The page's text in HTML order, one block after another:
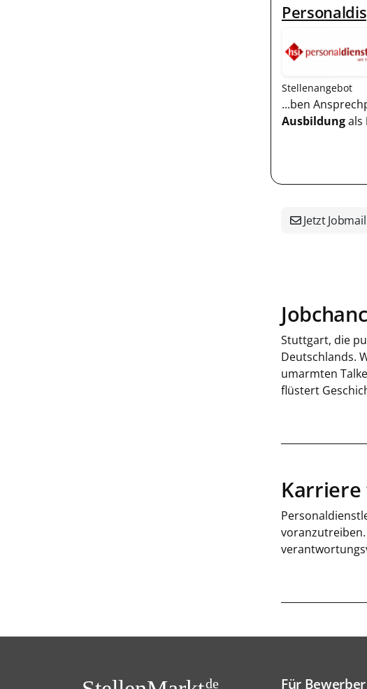
Stellenangebot
...ben
Ausbildungals
Jetzt
Stuttgart, die
Deutschlands.
umarmten
flüstert
Karriere
de Für Bewerber